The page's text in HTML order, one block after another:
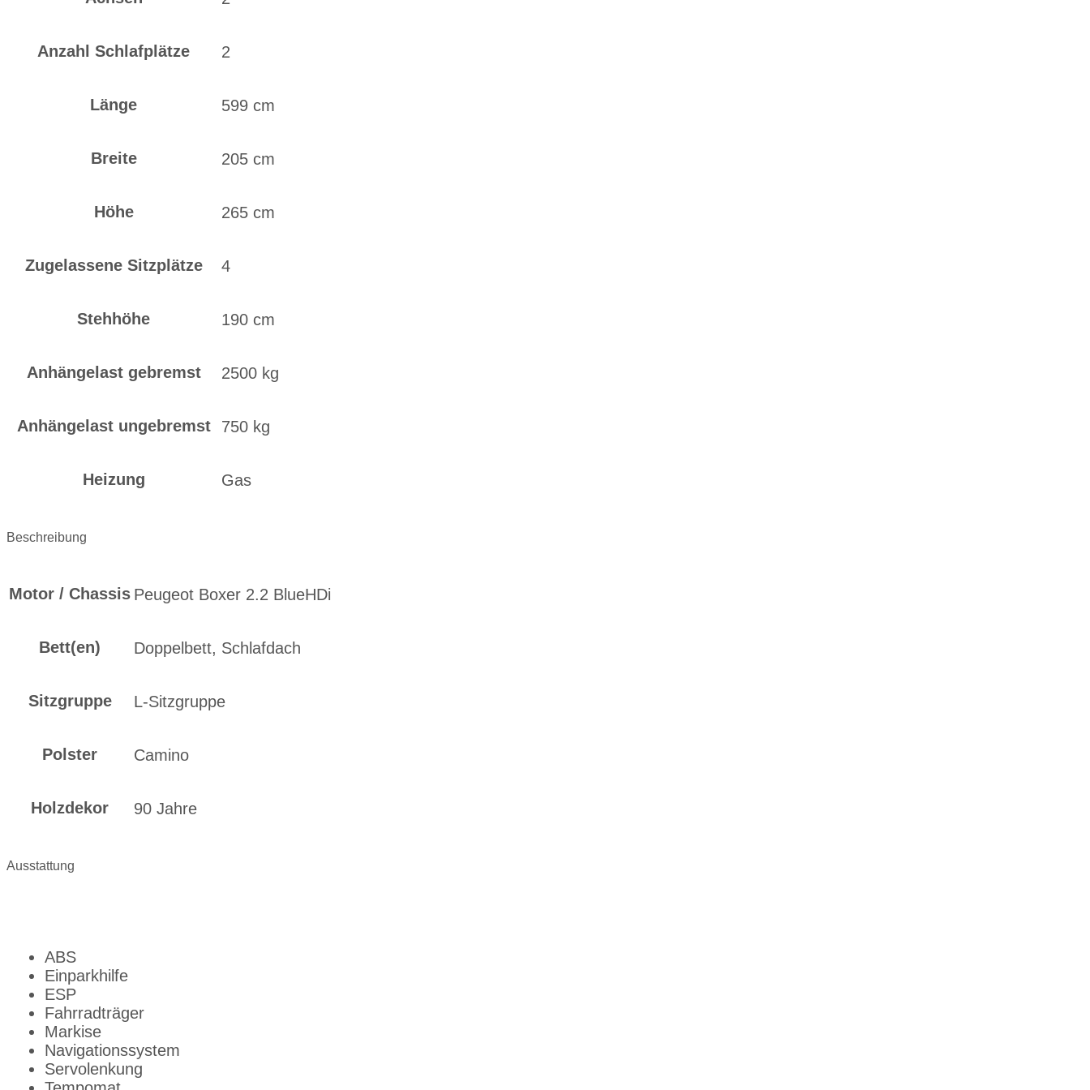
Anzahl Schlafplätze 2
Länge 599 cm
Breite 205 cm
Höhe 265 cm
Zugelassene Sitzplätze 4
Stehhöhe 190 cm
Anhängelast gebremst 2500 kg
Anhängelast ungebremst 750 kg
Heizung Gas
Beschreibung
Motor / Chassis Peugeot Boxer 2.2 BlueHDi
Bett(en) Doppelbett, Schlafdach
Sitzgruppe L-Sitzgruppe
Polster Camino
Holzdekor 90 Jahre
Ausstattung
ABS
Einparkhilfe
ESP
Fahrradträger
Markise
Navigationssystem
Servolenkung